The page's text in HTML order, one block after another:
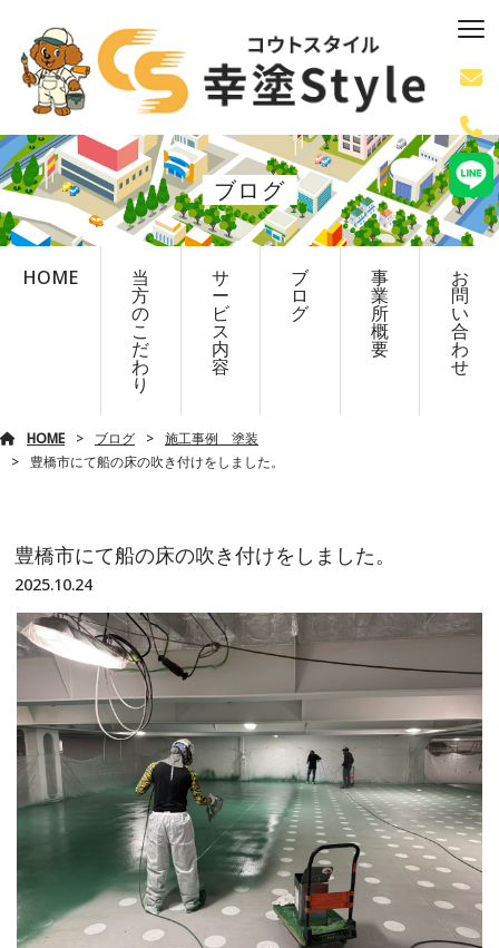
ブログ
HOME 当
方
の
こ
だ
わ
り
サ
ー
ビ
ス
内
容
ブ
ロ
グ
事
業
所
概
要
お
問
い
合
わ
せ
HOME ブログ
施工事例 塗装
豊橋市にて船の床の吹き付けをしました。
豊橋市にて船の床の吹き付けをしました。
2025.10.24